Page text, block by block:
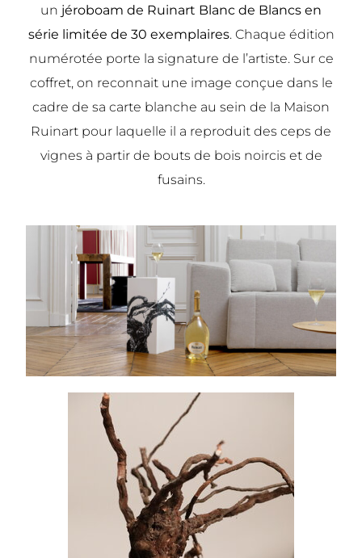
un jéroboam de Ruinart Blanc de Blancs en
série limitée de 30 exemplaires. Chaque édition
numérotée porte la signature de l’artiste. Sur ce
coffret, on reconnait une image conçue dans le
cadre de sa carte blanche au sein de la Maison
Ruinart pour laquelle il a reproduit des ceps de
vignes à partir de bouts de bois noircis et de
fusains.